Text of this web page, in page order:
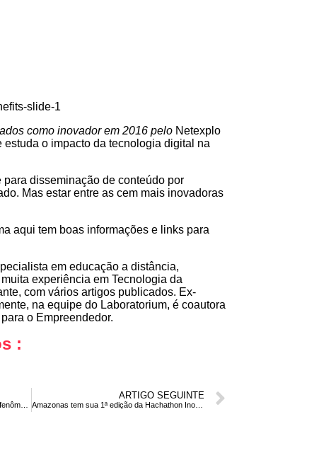
slide-1
como inovador em 2016 pelo Netexplo
o impacto da tecnologia digital na
disseminação de conteúdo por
Mas estar entre as cem mais inovadoras
aqui tem boas informações e links para
em educação a distância,
experiência em Tecnologia da
com vários artigos publicados. Ex-
na equipe do Laboratorium, é coautora
o Empreendedor.
:
ARTIGO SEGUINTE
Amazonas tem sua 1ª edição da Hachathon Inovatec